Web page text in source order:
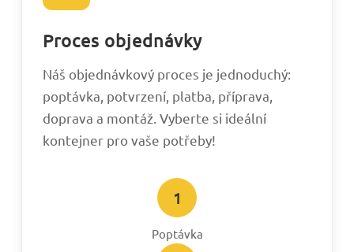
Proces objednávky
Náš objednávkový proces je jednoduchý:
poptávka, potvrzení, platba, příprava,
doprava a montáž. Vyberte si ideální
kontejner pro vaše potřeby!
1
Poptávka